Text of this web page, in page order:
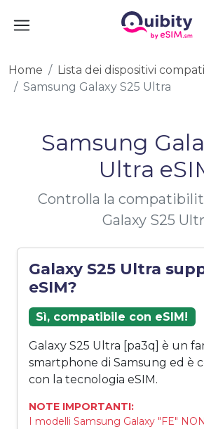
Home
Lista dei dispositivi
Samsung Galaxy S25 Ultra
Samsung
Ultra
Controlla la
Galaxy S25
Galaxy S25 Ultra
eSIM?
Sì, compatibile con eSIM!
Galaxy S25 Ultra [pa3q] è un
smartphone di Samsung ed è
con la tecnologia eSIM.
NOTE IMPORTANTI:
I modelli Samsung Galaxy "FE"